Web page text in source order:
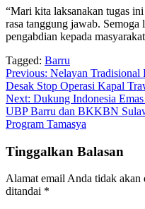
“Mari kita laksanakan tugas
rasa tanggung jawab.
pengabdian kepada
Tagged: Barru
Navigasi
pos
Previous: Nelayan
Desak Stop Operasi Kapal
Next: Dukung Indonesia
UBP Barru dan BKKBN
Program Tamasya
Tinggalkan Balasan
Alamat email Anda tidak akan
ditandai *